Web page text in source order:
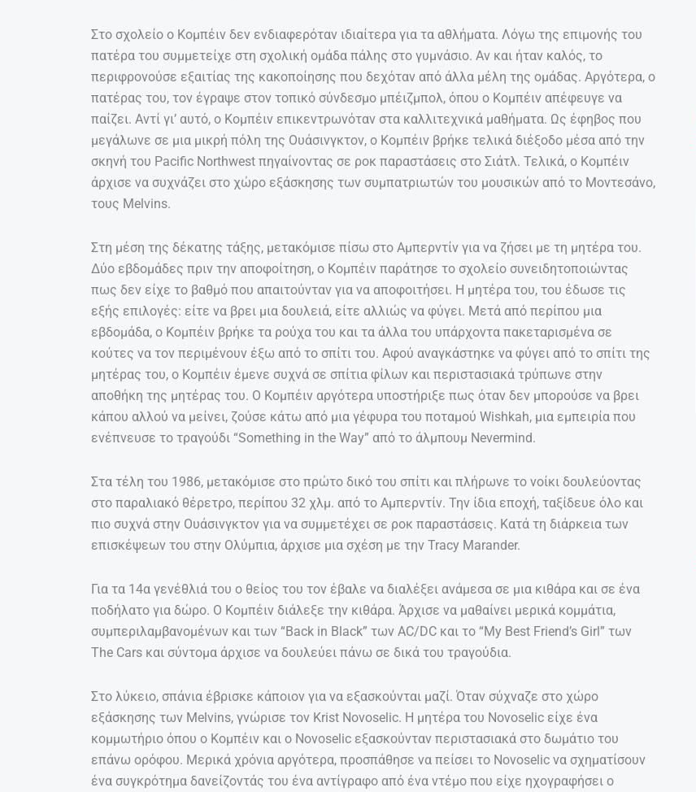
Στο σχολείο ο Κομπέιν δεν ενδιαφερόταν ιδιαίτερα για τα αθλήματα. Λόγω της επιμονής του
πατέρα του συμμετείχε στη σχολική ομάδα πάλης στο γυμνάσιο. Αν και ήταν καλός, το
περιφρονούσε εξαιτίας της κακοποίησης που δεχόταν από άλλα μέλη της ομάδας. Αργότερα, ο
πατέρας του, τον έγραψε στον τοπικό σύνδεσμο μπέιζμπολ, όπου ο Κομπέιν απέφευγε να
παίζει. Αντί γι’ αυτό, ο Κομπέιν επικεντρωνόταν στα καλλιτεχνικά μαθήματα. Ως έφηβος που
μεγάλωνε σε μια μικρή πόλη της Ουάσινγκτον, ο Κομπέιν βρήκε τελικά διέξοδο μέσα από την
σκηνή του Pacific Northwest πηγαίνοντας σε ροκ παραστάσεις στο Σιάτλ. Τελικά, ο Κομπέιν
άρχισε να συχνάζει στο χώρο εξάσκησης των συμπατριωτών του μουσικών από το Μοντεσάνο,
τους Melvins.
Στη μέση της δέκατης τάξης, μετακόμισε πίσω στο Αμπερντίν για να ζήσει με τη μητέρα του.
Δύο εβδομάδες πριν την αποφοίτηση, ο Κομπέιν παράτησε το σχολείο συνειδητοποιώντας
πως δεν είχε το βαθμό που απαιτούνταν για να αποφοιτήσει. Η μητέρα του, του έδωσε τις
εξής επιλογές: είτε να βρει μια δουλειά, είτε αλλιώς να φύγει. Μετά από περίπου μια
εβδομάδα, ο Κομπέιν βρήκε τα ρούχα του και τα άλλα του υπάρχοντα πακεταρισμένα σε
κούτες να τον περιμένουν έξω από το σπίτι του. Αφού αναγκάστηκε να φύγει από το σπίτι της
μητέρας του, ο Κομπέιν έμενε συχνά σε σπίτια φίλων και περιστασιακά τρύπωνε στην
αποθήκη της μητέρας του. Ο Κομπέιν αργότερα υποστήριξε πως όταν δεν μπορούσε να βρει
κάπου αλλού να μείνει, ζούσε κάτω από μια γέφυρα του ποταμού Wishkah, μια εμπειρία που
ενέπνευσε το τραγούδι “Something in the Way” από το άλμπουμ Nevermind.
Στα τέλη του 1986, μετακόμισε στο πρώτο δικό του σπίτι και πλήρωνε το νοίκι δουλεύοντας
στο παραλιακό θέρετρο, περίπου 32 χλμ. από το Αμπερντίν. Την ίδια εποχή, ταξίδευε όλο και
πιο συχνά στην Ουάσινγκτον για να συμμετέχει σε ροκ παραστάσεις. Κατά τη διάρκεια των
επισκέψεων του στην Ολύμπια, άρχισε μια σχέση με την Tracy Marander.
Για τα 14α γενέθλιά του ο θείος του τον έβαλε να διαλέξει ανάμεσα σε μια κιθάρα και σε ένα
ποδήλατο για δώρο. Ο Κομπέιν διάλεξε την κιθάρα. Άρχισε να μαθαίνει μερικά κομμάτια,
συμπεριλαμβανομένων και των “Back in Black” των AC/DC και το “My Best Friend’s Girl” των
The Cars και σύντομα άρχισε να δουλεύει πάνω σε δικά του τραγούδια.
Στο λύκειο, σπάνια έβρισκε κάποιον για να εξασκούνται μαζί. Όταν σύχναζε στο χώρο
εξάσκησης των Melvins, γνώρισε τον Krist Novoselic. Η μητέρα του Novoselic είχε ένα
κομμωτήριο όπου ο Κομπέιν και ο Novoselic εξασκούνταν περιστασιακά στο δωμάτιο του
επάνω ορόφου. Μερικά χρόνια αργότερα, προσπάθησε να πείσει το Novoselic να σχηματίσουν
ένα συγκρότημα δανείζοντάς του ένα αντίγραφο από ένα ντέμο που είχε ηχογραφήσει ο